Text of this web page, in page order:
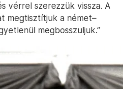
vérrel szerezzük vissza. A
megtisztítjuk a német–
megbosszuljuk.”